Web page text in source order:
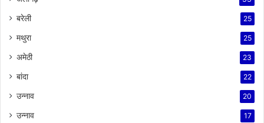
बरेली 25
मथुरा 25
अमेठी 23
बांदा 22
उन्नाव 20
उन्नाव 17